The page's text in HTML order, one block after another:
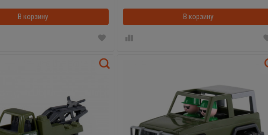
В корзину В корзинке
В корзину